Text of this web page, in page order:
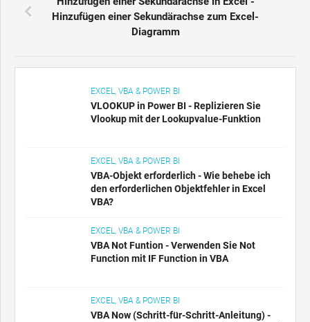
Hinzufügen einer Sekundärachse zum Excel-
Diagramm
EXCEL, VBA & POWER BI
VLOOKUP in Power BI - Replizieren Sie
Vlookup mit der Lookupvalue-Funktion
EXCEL, VBA & POWER BI
VBA-Objekt erforderlich - Wie behebe ich
den erforderlichen Objektfehler in Excel
VBA?
EXCEL, VBA & POWER BI
VBA Not Funtion - Verwenden Sie Not
Function mit IF Function in VBA
EXCEL, VBA & POWER BI
VBA Now (Schritt-für-Schritt-Anleitung) -